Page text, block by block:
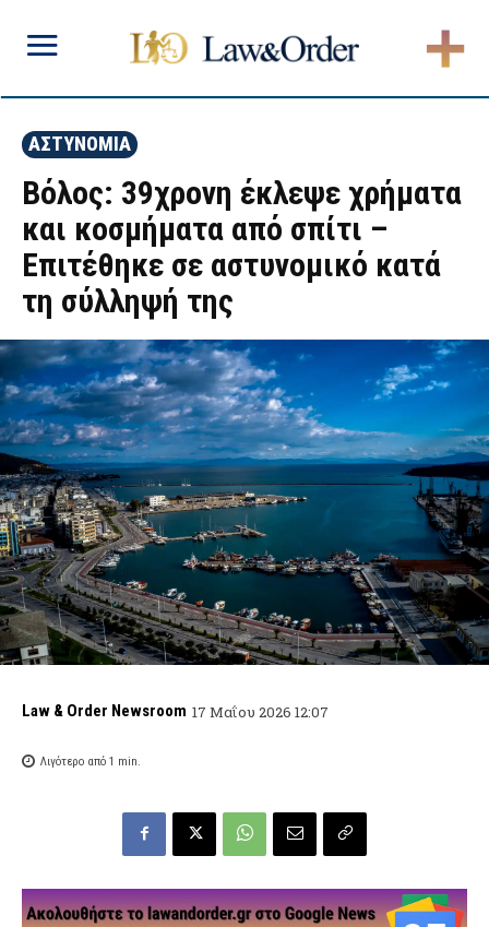
ΑΣΤΥΝΟΜΙΑ
Βόλος: 39χρονη έκλεψε χρήματα
και κοσμήματα από σπίτι –
Επιτέθηκε σε αστυνομικό κατά
τη σύλληψή της
Law & Order Newsroom 17 Μαΐου 2026 12:07
Λιγότερο από 1 min.